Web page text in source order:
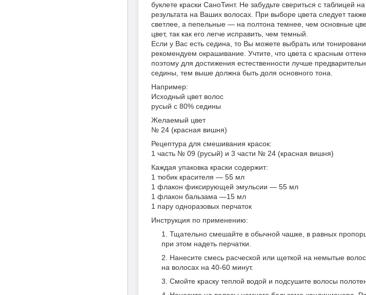
буклете краски СаноТинт. Не забудьте свериться с
результата на Ваших волосах. При выборе цвета следует
светлее, а пепельные — на полтона темнее, чем основные
цвет, так как его легче исправить, чем темный.
Если у Вас есть седина, то Вы можете выбрать или
рекомендуем окрашивание. Учтите, что цвета с красным
поэтому для достижения естественности лучше
седины, тем выше должна быть доля основного тона.
Например:
Исходный цвет волос
русый с 80% седины
Желаемый цвет
№ 24 (красная вишня)
Рецептура для смешивания красок:
1 часть № 09 (русый) и 3 части № 24 (красная вишня)
Каждая упаковка краски содержит:
1 тюбик красителя — 55 мл
1 флакон фиксирующей эмульсии — 55 мл
1 флакон бальзама —15 мл
1 пару одноразовых перчаток
Инструкция по применению:
Тщательно смешайте в обычной чашке, в равных
при этом надеть перчатки.
Нанесите смесь расческой или щеткой на немытые
на волосах на 40-60 минут.
Смойте краску теплой водой и подсушите волосы